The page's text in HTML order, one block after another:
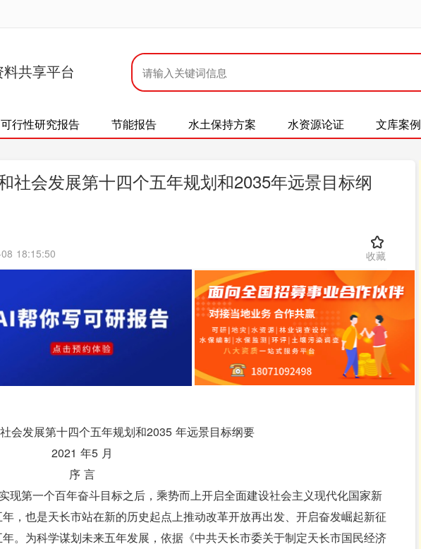
共享平台
可行性研究报告 节能报告 水土保持方案 水资源论证 文库案例
社会发展第十四个五年规划和2035年远景目标纲
18:15:50 收藏
会发展第十四个五年规划和2035 年远景目标纲要
2021 年5 月
序 言
现第一个百年奋斗目标之后，乘势而上开启全面建设社会主义现代化国家新
，也是天长市站在新的历史起点上推动改革开放再出发、开启奋发崛起新征
。为科学谋划未来五年发展，依据《中共天长市委关于制定天长市国民经济